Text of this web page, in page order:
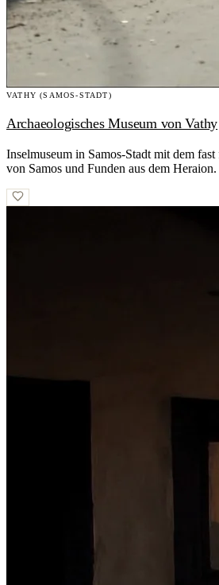
VATHY (SAMOS-STADT)
Archaeologisches Museum von Vathy
Inselmuseum in Samos-Stadt mit dem
von Samos und Funden aus dem Heraion.